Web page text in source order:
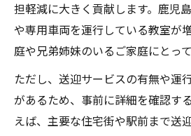
担軽減に大きく貢献します。鹿児
や専用車両を運行している教室が
庭や兄弟姉妹のいるご家庭にとっ
ただし、送迎サービスの有無や運
があるため、事前に詳細を確認す
えば、主要な住宅街や駅前まで送